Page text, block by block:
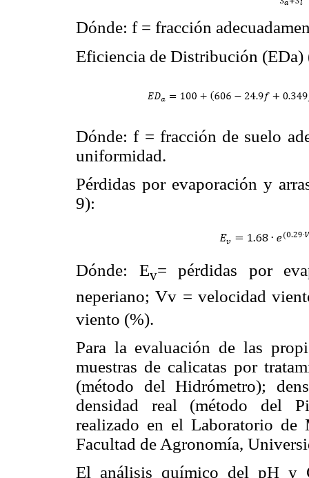
Dónde: f = fracción
Eficiencia de Distribución (EDa)
Dónde: f = fracción de suelo
uniformidad.
Pérdidas por evaporación y
9):
Dónde: Ev= pérdidas por
neperiano; Vv = velocidad
viento (%).
Para la evaluación de las
muestras de calicatas por
(método del Hidrómetro);
densidad real (método del
realizado en el Laboratorio
Facultad de Agronomía,
El análisis químico del pH y